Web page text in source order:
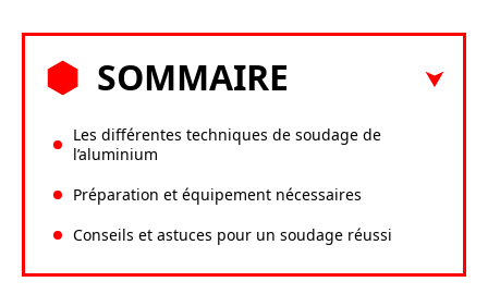
SOMMAIRE
Les différentes techniques de soudage de
l’aluminium
Préparation et équipement nécessaires
Conseils et astuces pour un soudage réussi